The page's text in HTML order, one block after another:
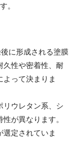
。
に形成される塗膜
久性や密着性、耐
って決まりま
リウレタン系、シ
が異なります。
選定されていま